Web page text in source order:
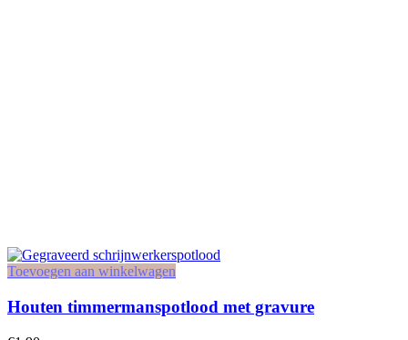
Toevoegen aan winkelwagen
Houten timmermanspotlood met gravure